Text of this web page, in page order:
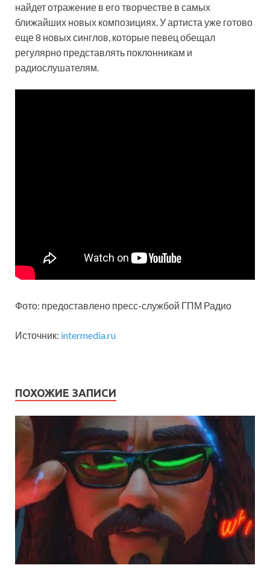
найдет отражение в его творчестве в самых
ближайших новых композициях. У артиста уже готово
еще 8 новых синглов, которые певец обещал
регулярно представлять поклонникам и
радиослушателям.
Фото: предоставлено пресс-службой ГПМ Радио
Источник: intermedia.ru
ПОХОЖИЕ ЗАПИСИ